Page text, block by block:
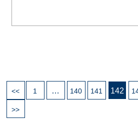
<< 1 … 140 141 142
>>